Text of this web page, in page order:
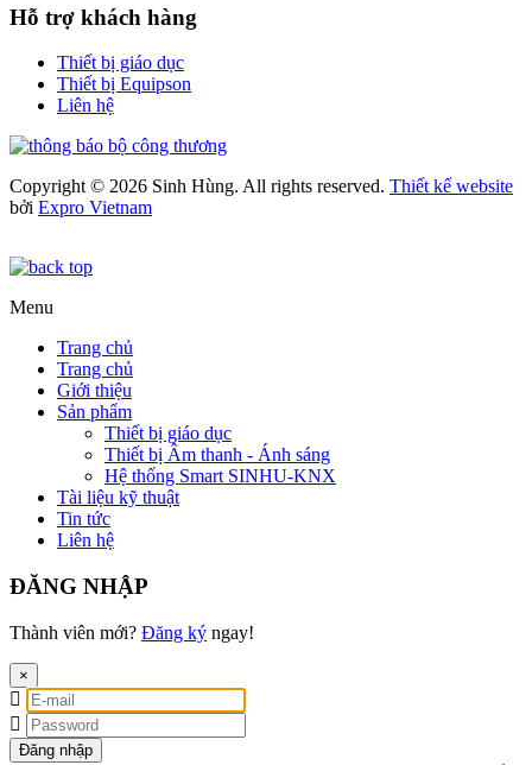
Hỗ trợ khách hàng
Thiết bị giáo dục
Thiết bị Equipson
Liên hệ
Copyright © 2026 Sinh Hùng. All rights reserved. Thiết kế website
bởi Expro Vietnam
Menu
Trang chủ
Trang chủ
Giới thiệu
Sản phẩm
Thiết bị giáo dục
Thiết bị Âm thanh - Ánh sáng
Hệ thống Smart SINHU-KNX
Tài liệu kỹ thuật
Tin tức
Liên hệ
ĐĂNG NHẬP
Thành viên mới? Đăng ký ngay!
×
Đăng nhập